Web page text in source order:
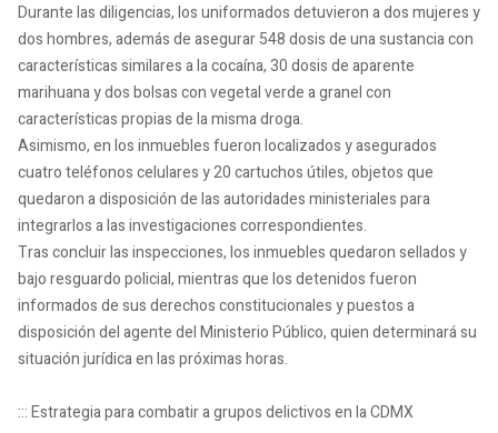
Durante las diligencias, los uniformados detuvieron a dos mujeres y
dos hombres, además de asegurar 548 dosis de una sustancia con
características similares a la cocaína, 30 dosis de aparente
marihuana y dos bolsas con vegetal verde a granel con
características propias de la misma droga.
Asimismo, en los inmuebles fueron localizados y asegurados
cuatro teléfonos celulares y 20 cartuchos útiles, objetos que
quedaron a disposición de las autoridades ministeriales para
integrarlos a las investigaciones correspondientes.
Tras concluir las inspecciones, los inmuebles quedaron sellados y
bajo resguardo policial, mientras que los detenidos fueron
informados de sus derechos constitucionales y puestos a
disposición del agente del Ministerio Público, quien determinará su
situación jurídica en las próximas horas.
::: Estrategia para combatir a grupos delictivos en la CDMX